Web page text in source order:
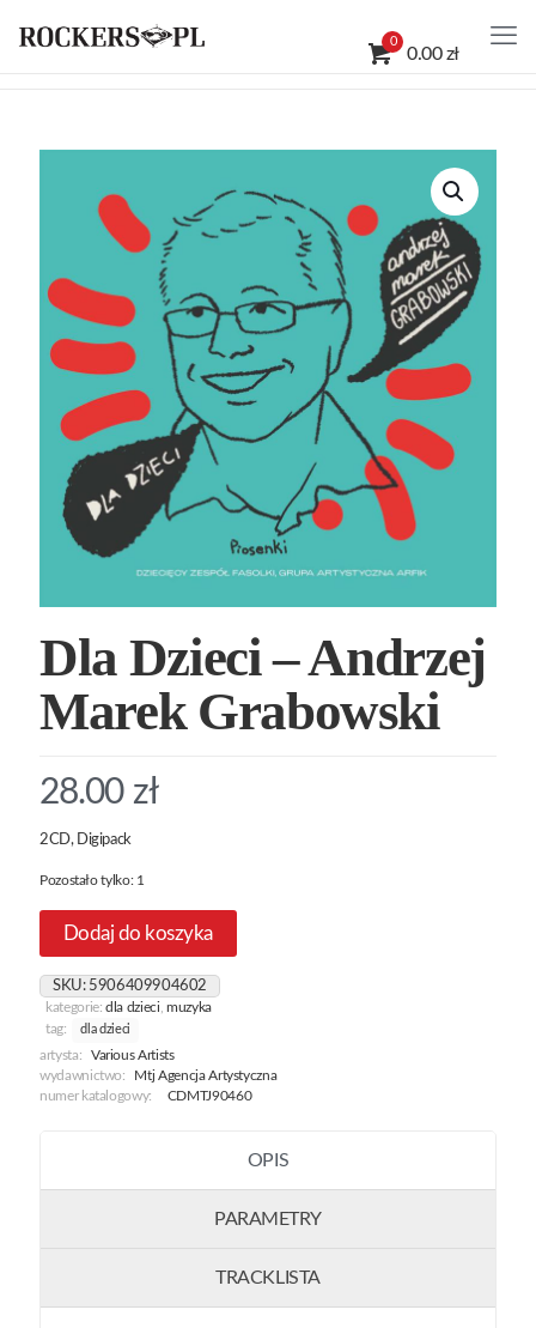
0
0.00 zł
Dla Dzieci – Andrzej
Marek Grabowski
28.00 zł
2CD, Digipack
Pozostało tylko: 1
Dodaj do koszyka
SKU: 5906409904602
kategorie:dla dzieci, muzyka
tag:
dla dzieci
artysta:
Various Artists
wydawnictwo:
Mtj Agencja Artystyczna
numer katalogowy:
CDMTJ90460
OPIS
PARAMETRY
TRACKLISTA